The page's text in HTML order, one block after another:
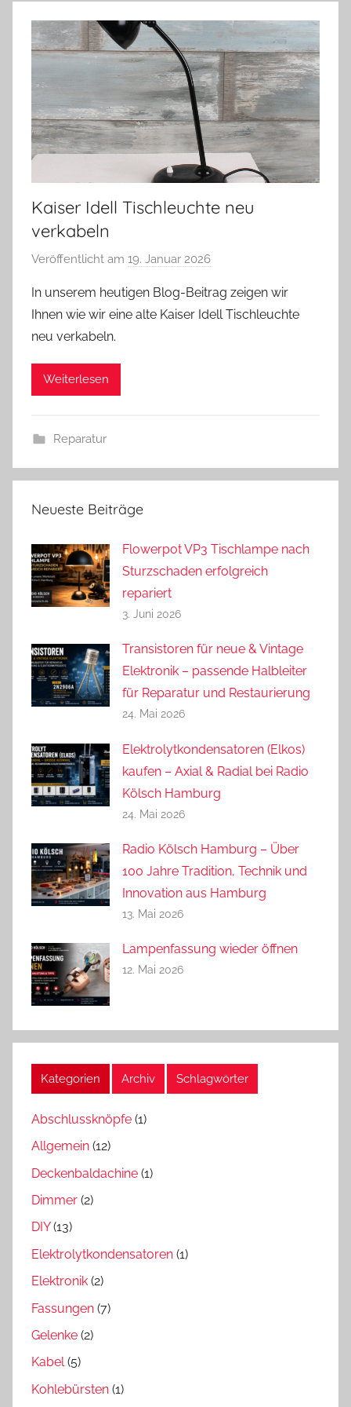
Kaiser Idell Tischleuchte neu
verkabeln
Veröffentlicht am 19. Januar 2026
n
A
In unserem heutigen Blog-Beitrag zeigen wir
Ihnen wie wir eine alte Kaiser Idell Tischleuchte
neu verkabeln.
Weiterlesen
Reparatur
Neueste Beiträge
Flowerpot VP3 Tischlampe nach
Sturzschaden erfolgreich
repariert
3. Juni 2026
Transistoren für neue & Vintage
Elektronik – passende Halbleiter
für Reparatur und Restaurierung
24. Mai 2026
Elektrolytkondensatoren (Elkos)
kaufen – Axial & Radial bei Radio
Kölsch Hamburg
24. Mai 2026
Radio Kölsch Hamburg – Über
100 Jahre Tradition, Technik und
Innovation aus Hamburg
13. Mai 2026
Lampenfassung wieder öffnen
12. Mai 2026
Kategorien Archiv Schlagwörter
Abschlussknöpfe (1)
Allgemein (12)
Deckenbaldachine (1)
Dimmer (2)
DIY(13)
Elektrolytkondensatoren (1)
Elektronik (2)
Fassungen (7)
Gelenke (2)
Kabel(5)
Kohlebürsten (1)